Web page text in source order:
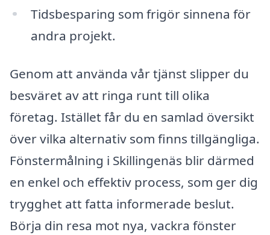
Tidsbesparing som frigör sinnena för
andra projekt.
Genom att använda vår tjänst slipper du
besväret av att ringa runt till olika
företag. Istället får du en samlad översikt
över vilka alternativ som finns tillgängliga.
Fönstermålning i Skillingenäs blir därmed
en enkel och effektiv process, som ger dig
trygghet att fatta informerade beslut.
Börja din resa mot nya, vackra fönster